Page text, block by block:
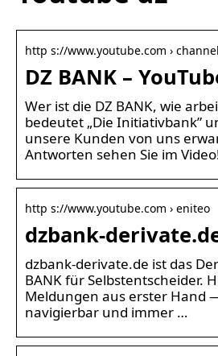
http s://www.youtube.com › channel
DZ BANK –
Wer ist die DZ BANK, wie
bedeutet „Die Initiativbank”
unsere Kunden von uns
Antworten sehen Sie im
http s://www.youtube.com › eniteo
dzbank-
dzbank-derivate.de ist das
BANK für Selbstentscheider.
Meldungen aus erster Hand
navigierbar und immer …